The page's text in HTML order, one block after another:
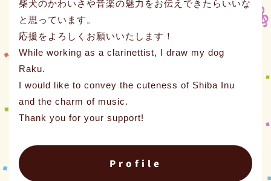
柴犬のかわいさや音楽の魅力をお伝えできたらいいな
と思っています。
応援をよろしくお願いいたします！
While working as a clarinettist, I draw my dog
Raku.
I would like to convey the cuteness of Shiba Inu
and the charm of music.
Thank you for your support!
Profile